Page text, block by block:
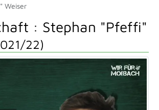
Weiser
: Stephan "Pfeffi"
22)